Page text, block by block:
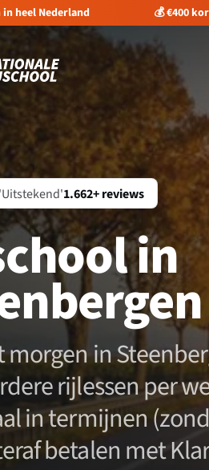
heel Nederland 💰 €400
'Uitstekend'1.662+ reviews
in
morgen in
rijlessen per
in termijnen
betalen met